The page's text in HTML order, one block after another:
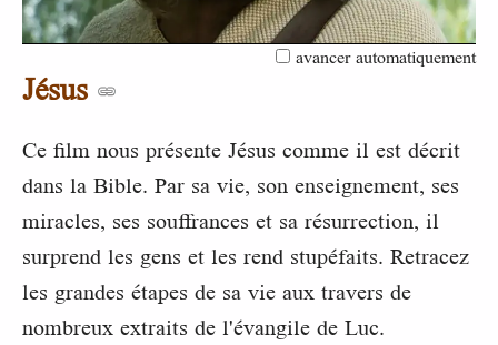
la
avancer automatiquement
Jésus
Ce film nous présente Jésus comme il est décrit
dans la Bible. Par sa vie, son enseignement, ses
miracles, ses souffrances et sa résurrection, il
surprend les gens et les rend stupéfaits. Retracez
les grandes étapes de sa vie aux travers de
nombreux extraits de l'évangile de Luc.